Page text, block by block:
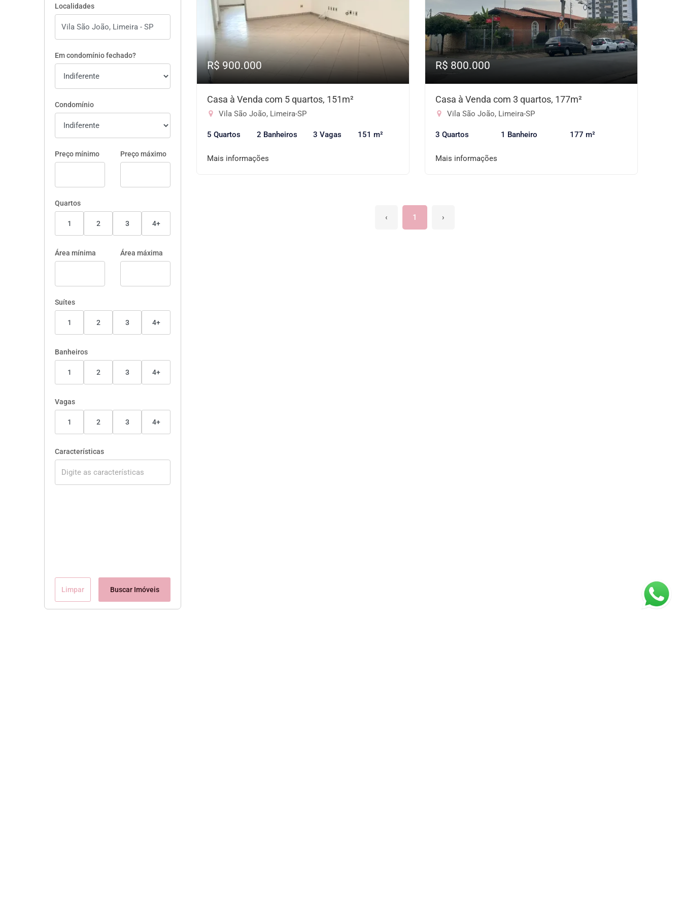
Localidades
Em condomínio fechado?
Condomínio
Preço mínimo Preço máximo
Quartos
1 2 3 4+
Área mínima Área máxima
Suítes
1 2 3 4+
Banheiros
1 2 3 4+
Vagas
1 2 3 4+
Características
Limpar Buscar Imóveis
R$ 900.000
Casa à Venda com 5 quartos, 151m²
Vila São João, Limeira-SP
5 Quartos 2 Banheiros 3 Vagas 151 m²
Mais informações
R$ 800.000
Casa à Venda com 3 quartos, 177m²
Vila São João, Limeira-SP
3 Quartos 1 Banheiro 177 m²
Mais informações
‹ 1 ›